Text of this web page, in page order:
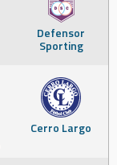
Defensor
Sporting
Cerro Largo